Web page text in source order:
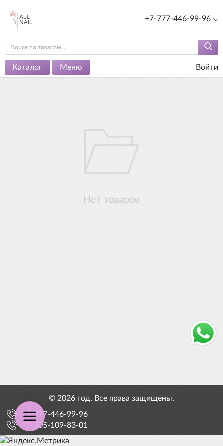
+7-777-446-99-96
Каталог Меню Войти
Нет товаров
© 2026 год. Все права защищены.
+7-777-446-99-96
+7-705-109-83-01